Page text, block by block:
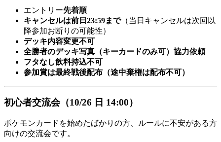
エントリー先着順
キャンセルは前日23:59まで（当日キャンセルは次回以
降参加お断りの可能性）
デッキ内容変更不可
全勝者のデッキ写真（キーカードのみ可）協力依頼
フタなし飲料持込不可
参加賞は最終戦後配布（途中棄権は配布不可）
初心者交流会（10/26 日 14:00）
ポケモンカードを始めたばかりの方、ルールに不安がある方
向けの交流会です。